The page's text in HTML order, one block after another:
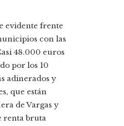
evidente frente
con las
48.000 euros
por los 10
adinerados y
que están
de Vargas y
renta bruta